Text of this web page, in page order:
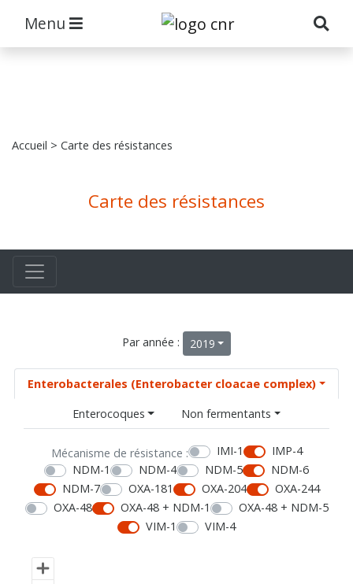
Menu
Accueil > Carte des résistances
Carte des résistances
Par année : 2019
Enterobacterales (Enterobacter cloacae complex)
Enterocoques
Non fermentants
Mécanisme de résistance : IMI-1
IMP-4
NDM-1
NDM-4 NDM-5
NDM-6
NDM-7
OXA-181 OXA-204
OXA-244
OXA-48
OXA-48 + NDM-1
OXA-48 + NDM-5
VIM-1
VIM-4